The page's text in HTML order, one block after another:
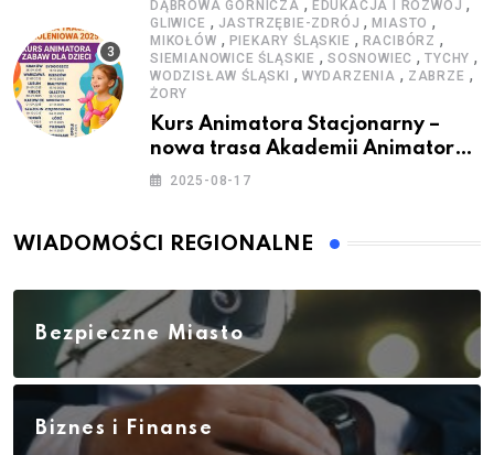
DĄBROWA GÓRNICZA EDUKACJA I ROZWÓJ
GLIWICE , JASTRZĘBIE-ZDRÓJ ,MIASTO ,
MIKOŁÓW , PIEKARY ŚLĄSKIE , RACIBÓRZ ,
SIEMIANOWICE ŚLĄSKIE ,SOSNOWIEC ,TYCHY ,
WODZISŁAW ŚLĄSKI , WYDARZENIA , ZABRZE ,
ŻORY
Kurs Animatora Stacjonarny –
nowa trasa Akademii Animatora
– jesień 2025
2025-08-17
WIADOMOŚCI REGIONALNE
Bezpieczne Miasto
Biznes i Finanse